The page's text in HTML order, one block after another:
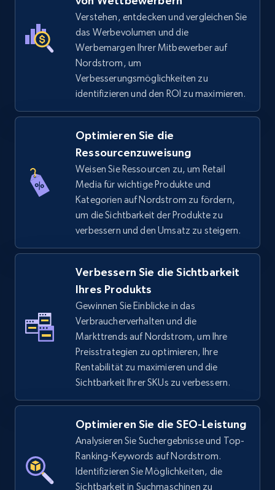
URL, Title, Available, Description, Currency, Initial
price, Final price, Discount percent, and more.
668+
TikTok Shop - Collect TikTok shop products
by keywords search
URL, Title, Available, Description, Currency, Initial
price, Final price, Discount percent, and more.
668+ Jetzt anfangen
URL, Title, Available, Description, Currency, Initial
price, Final price, Discount percent, and more.
5.4K+ 668+ Jetzt anfangen
Amazon sellers info
Seller id, URL, Seller name, Description, Detailed
info, Stars, Feedbacks, Return policy, and more.
378+ Jetzt anfangen
Verstehen, entdecken und vergleichen Sie
das Werbevolumen und die
Werbemargen Ihrer Mitbewerber auf
Nordstrom, um
Verbesserungsmöglichkeiten zu
identifizieren und den ROI zu maximieren.
Optimieren Sie die
Ressourcenzuweisung
Weisen Sie Ressourcen zu, um Retail
Media für wichtige Produkte und
Kategorien auf Nordstrom zu fördern,
um die Sichtbarkeit der Produkte zu
verbessern und den Umsatz zu steigern.
Verbessern Sie die Sichtbarkeit
Ihres Produkts
Gewinnen Sie Einblicke in das
Verbraucherverhalten und die
Markttrends auf Nordstrom, um Ihre
Preisstrategien zu optimieren, Ihre
Rentabilität zu maximieren und die
Sichtbarkeit Ihrer SKUs zu verbessern.
Optimieren Sie die SEO-Leistung
Analysieren Sie Suchergebnisse und Top-
Ranking-Keywords auf Nordstrom.
Identifizieren Sie Möglichkeiten, die
Sichtbarkeit in Suchmaschinen zu